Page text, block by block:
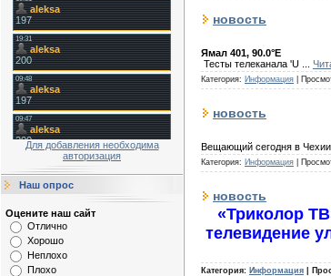
Для добавления необходима
авторизация
Наш опрос
Оцените наш сайт
Отлично
Хорошо
Неплохо
Плохо
новость
Ямал 401, 90.0°E
Тесты телеканала 'U
Категория: Информация
новость
Вещающий сегодня в Чехии
Категория: Информация
новость
«Триколор
телевидение
Категория: Информация